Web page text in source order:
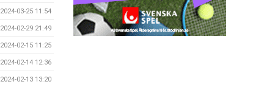
2024-03-25 11:54
2024-02-29 21:49
2024-02-15 11:25
2024-02-14 12:36
2024-02-13 13:20